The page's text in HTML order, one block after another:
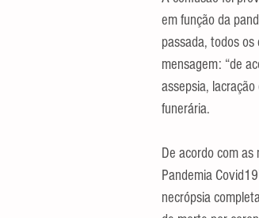
em função da
passada, todos
mensagem: “de
assepsia,
funerária.
De acordo com
Pandemia
necrópsia